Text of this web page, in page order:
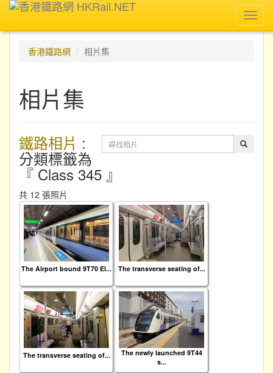
香港鐵路網
相片集
相片集
鐵路相片 :
分類標籤為
『 Class 345 』
共 12 張照片
The Airport bound 9T70 El... The transverse seating of...
The transverse seating of...
The newly launched 9T44
s...